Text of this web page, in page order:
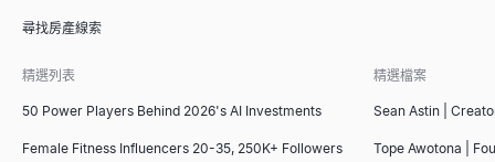
尋找房產線索
精選列表
50 Power Players Behind 2026's AI Investments
Female Fitness Influencers 20-35, 250K+ Followers
精選檔案
Sean Astin |
Tope Awotona |